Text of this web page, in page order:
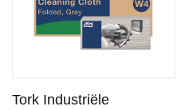
Tork Industriële